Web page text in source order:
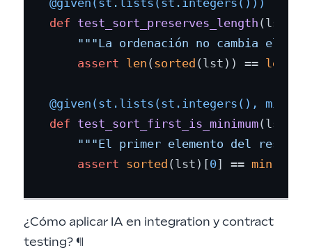
@given( st.lists( st.integers( ) ) )
def test_sort_preserves_length ( lst
"""La ordenación no cambia el
assert len ( sorted (lst)) == len
@given(st.lists(st.integers( ),
def test_sort_first_is_minimum( lst
"""El primer elemento del
assert sorted (lst)[0] == min
¿Cómo aplicar IA en integration y contract
testing? ¶